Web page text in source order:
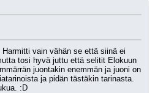
vain vähän se että siinä ei
tosi hyvä juttu että selitit Elokuun
juontakin enemmän ja juoni on
ja pidän tästäkin tarinasta.
:D